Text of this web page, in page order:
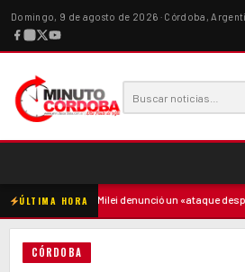
Domingo, 9 de agosto de 2026 · Córdoba,
ÚLTIMA HORAMilei denunció un «ataque
CÓRDOBA